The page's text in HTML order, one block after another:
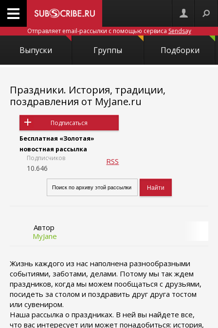
Отправляет email-рассылки с помощью сервиса Sendsay
Выпуски Группы Подборки
Праздники. История, традиции,
поздравления от MyJane.ru
Подписаться
Бесплатная «Золотая»
новостная рассылка
Подписчиков
10.646
RSS
Автор
MyJane
Жизнь каждого из нас наполнена разнообразными
событиями, заботами, делами. Потому мы так ждем
праздников, когда мы можем пообщаться с друзьями,
посидеть за столом и поздравить друг друга тостом
или сувениром.
Наша рассылка о праздниках. В ней вы найдете все,
что вас интересует или может понадобиться: история,